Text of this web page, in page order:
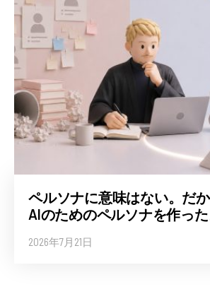
ペルソナに意味はない。だか
AIのためのペルソナを作った
2026年7月21日